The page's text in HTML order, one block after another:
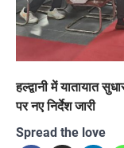
हल्द्वानी में यातायात
पर नए निर्देश जारी
Spread the love